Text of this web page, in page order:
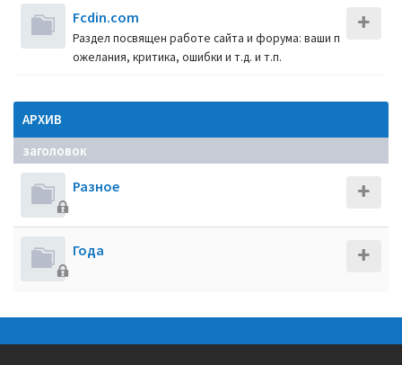
Fcdin.com
Раздел посвящен работе сайта и форума: ваши п
ожелания, критика, ошибки и т.д. и т.п.
АРХИВ
заголовок
Разное
Года